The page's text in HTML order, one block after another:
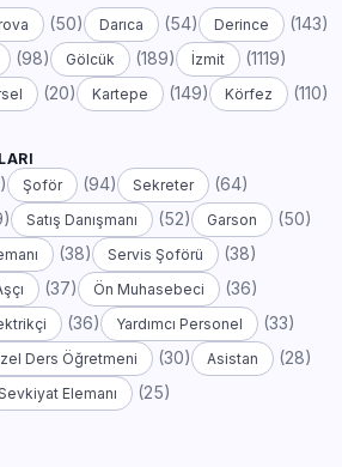
(50) Darıca (54) Derince (143)
(98) Gölcük (189) İzmit (1119)
(20) Kartepe (149) Körfez (110)
Şoför (94) Sekreter (64)
Satış Danışmanı (52) Garson (50)
(38) Servis Şoförü (38)
(37) Ön Muhasebeci (36)
(36) Yardımcı Personel (33)
Ders Öğretmeni (30) Asistan (28)
Elemanı (25)